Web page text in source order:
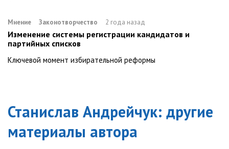
Мнение Законотворчество 2 года назад
Изменение системы регистрации кандидатов и
партийных списков
Ключевой момент избирательной реформы
Станислав Андрейчук: другие
материалы автора